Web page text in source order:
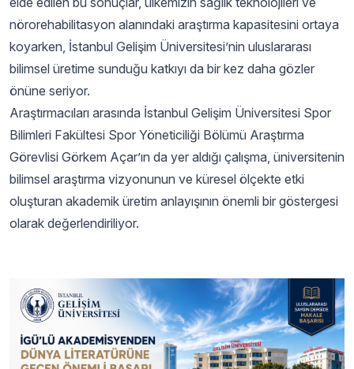
nörorehabilitasyon alanındaki araştırma kapasitesini ortaya
koyarken, İstanbul Gelişim Üniversitesi’nin uluslararası
bilimsel üretime sunduğu katkıyı da bir kez daha gözler
önüne seriyor.
Araştırmacıları arasında İstanbul Gelişim Üniversitesi Spor
Bilimleri Fakültesi Spor Yöneticiliği Bölümü Araştırma
Görevlisi Görkem Açar’ın da yer aldığı çalışma, üniversitenin
bilimsel araştırma vizyonunun ve küresel ölçekte etki
oluşturan akademik üretim anlayışının önemli bir göstergesi
olarak değerlendiriliyor.